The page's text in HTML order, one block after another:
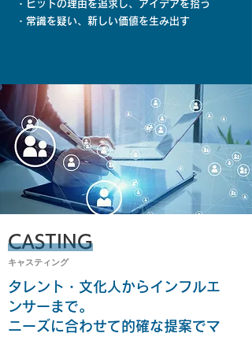
・ヒットの理由を追求し、アイデアを拾う
​・常識を疑い、新しい価値を生み出す
CASTING
​キャスティング
タレント・文化人からインフルエ
ンサーまで。
ニーズに合わせて的確な提案でマ